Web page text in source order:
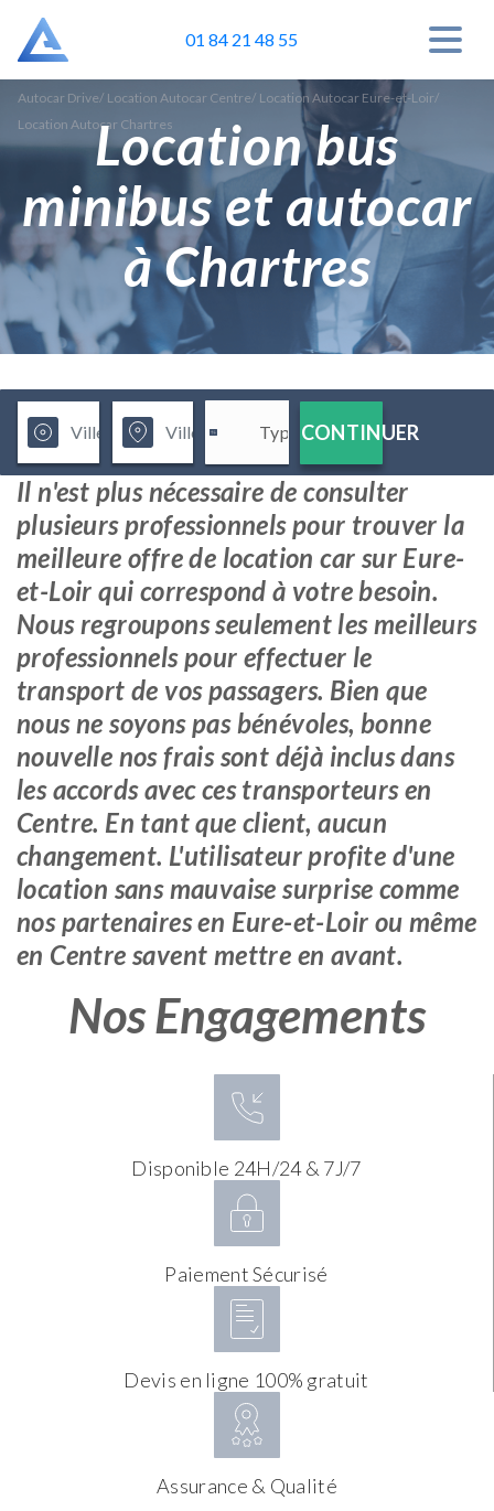
01 84 21 48 55
Autocar Drive/ Location Autocar Centre/ Location Autocar Eure-et-Loir/
Location Autocar ChartresLocation bus
minibus et autocar
à Chartres
CONTINUER
Il n'est plus nécessaire de consulter
plusieurs professionnels pour trouver la
meilleure offre de location car sur Eure-
et-Loir qui correspond à votre besoin.
Nous regroupons seulement les meilleurs
professionnels pour effectuer le
transport de vos passagers. Bien que
nous ne soyons pas bénévoles, bonne
nouvelle nos frais sont déjà inclus dans
les accords avec ces transporteurs en
Centre. En tant que client, aucun
changement. L'utilisateur profite d'une
location sans mauvaise surprise comme
nos partenaires en Eure-et-Loir ou même
en Centre savent mettre en avant.
Nos Engagements
Disponible 24H/24 & 7J/7
Paiement Sécurisé
Devis en ligne 100% gratuit
Assurance & Qualité